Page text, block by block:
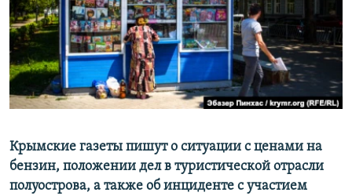
ПОБЕДИТЕЛЕЙ НЕ СУДЯТ?
КРЫМ.НЕПОКОРЕННЫЙ
ELIFBE
УКРАИНСКАЯ ПРОБЛЕМА КРЫМА
ПРИСОЕДИНЯЙТЕСЬ!
Крымские газеты пишут о ситуации с ценами на
бензин, положении дел в туристической отрасли
полуострова, а также об инциденте с участием